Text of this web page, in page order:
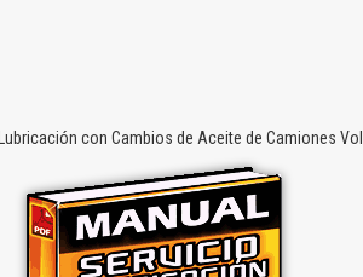
con Cambios de Aceite de Camiones